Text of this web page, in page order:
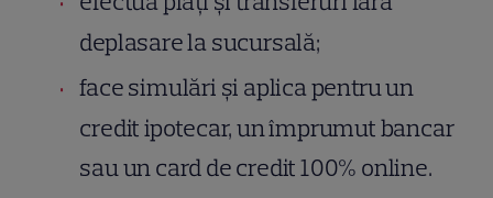
deplasare la sucursală;
face simulări și aplica pentru un
credit ipotecar, un împrumut bancar
sau un card de credit 100% online.